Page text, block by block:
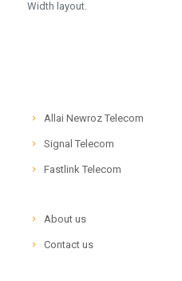
Width layout.
Allai Newroz Telecom
Signal Telecom
Fastlink Telecom
About us
Contact us